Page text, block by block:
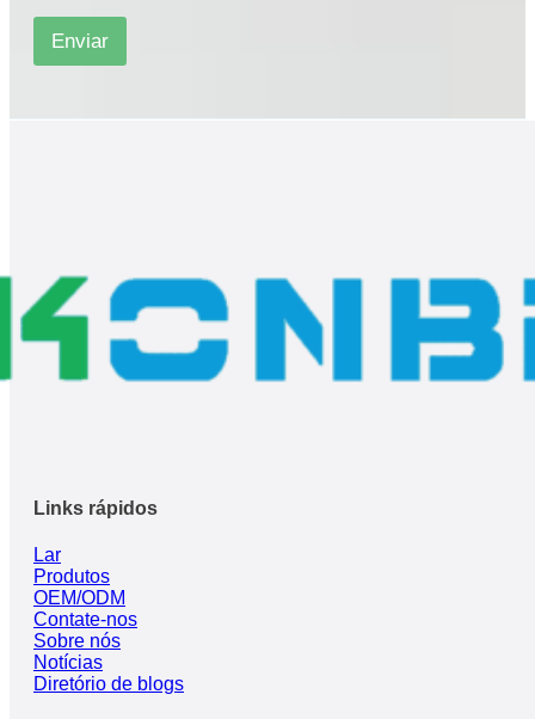
Enviar
Links rápidos
Lar
Produtos
OEM/ODM
Contate-nos
Sobre nós
Notícias
Diretório de blogs